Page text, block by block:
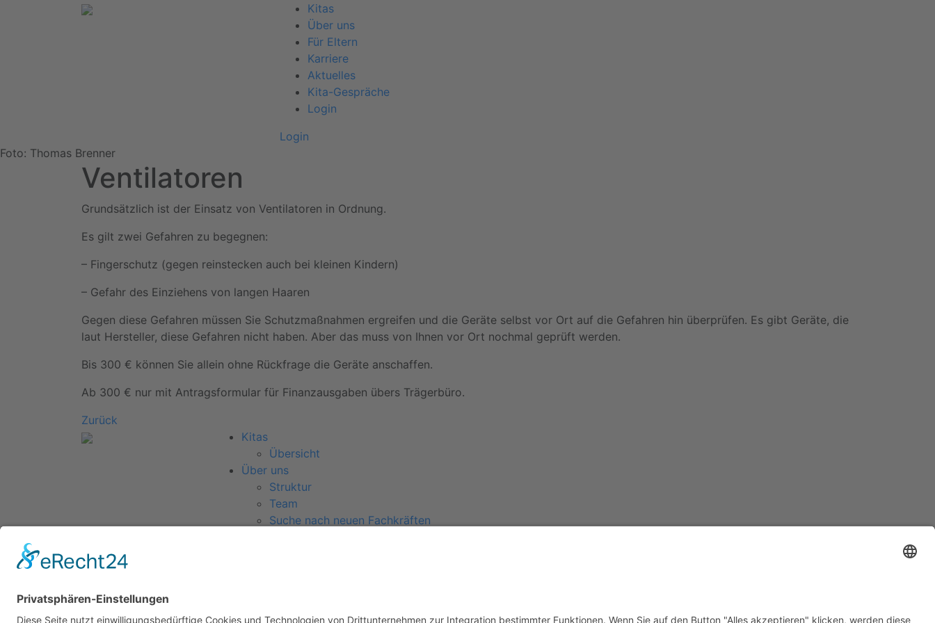
Kitas
Über uns
Für Eltern
Karriere
Aktuelles
Kita-Gespräche
Login
Login
Foto: Thomas Brenner
Ventilatoren
Grundsätzlich ist der Einsatz von Ventilatoren in Ordnung.
Es gilt zwei Gefahren zu begegnen:
– Fingerschutz (gegen reinstecken auch bei kleinen Kindern)
– Gefahr des Einziehens von langen Haaren
Gegen diese Gefahren müssen Sie Schutzmaßnahmen ergreifen und die Geräte selbst vor Ort auf die Gefahren hin überprüfen. Es gibt Geräte, die
laut Hersteller, diese Gefahren nicht haben. Aber das muss von Ihnen vor Ort nochmal geprüft werden.
Bis 300 € können Sie allein ohne Rückfrage die Geräte anschaffen.
Ab 300 € nur mit Antragsformular für Finanzausgaben übers Trägerbüro.
Zurück
Kitas
Übersicht
Über uns
Struktur
Team
Suche nach neuen Fachkräften
Aktuelles